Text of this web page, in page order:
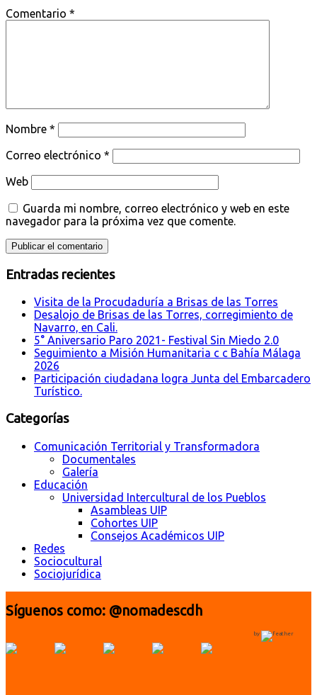
Comentario *
Nombre *
Correo electrónico *
Web
Guarda mi nombre, correo electrónico y web en este
navegador para la próxima vez que comente.
Entradas recientes
Visita de la Procudaduría a Brisas de las Torres
Desalojo de Brisas de las Torres, corregimiento de
Navarro, en Cali.
5° Aniversario Paro 2021- Festival Sin Miedo 2.0
Seguimiento a Misión Humanitaria c c Bahía Málaga
2026
Participación ciudadana logra Junta del Embarcadero
Turístico.
Categorías
Comunicación Territorial y Transformadora
Documentales
Galería
Educación
Universidad Intercultural de los Pueblos
Asambleas UIP
Cohortes UIP
Consejos Académicos UIP
Redes
Sociocultural
Sociojurídica
Síguenos como: @nomadescdh
by